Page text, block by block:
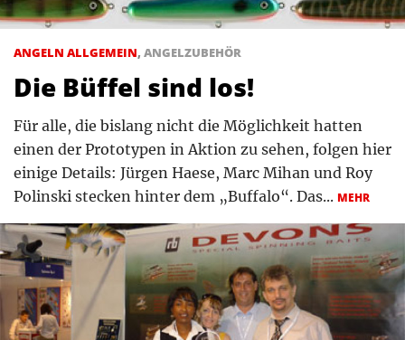
ANGELN ALLGEMEIN, ANGELZUBEHÖR
Die Büffel sind los!
Für alle, die bislang nicht die Möglichkeit hatten
einen der Prototypen in Aktion zu sehen, folgen hier
einige Details: Jürgen Haese, Marc Mihan und Roy
Polinski stecken hinter dem „Buffalo“. Das... MEHR